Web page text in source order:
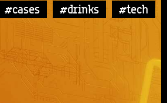
#cases #drinks #tech